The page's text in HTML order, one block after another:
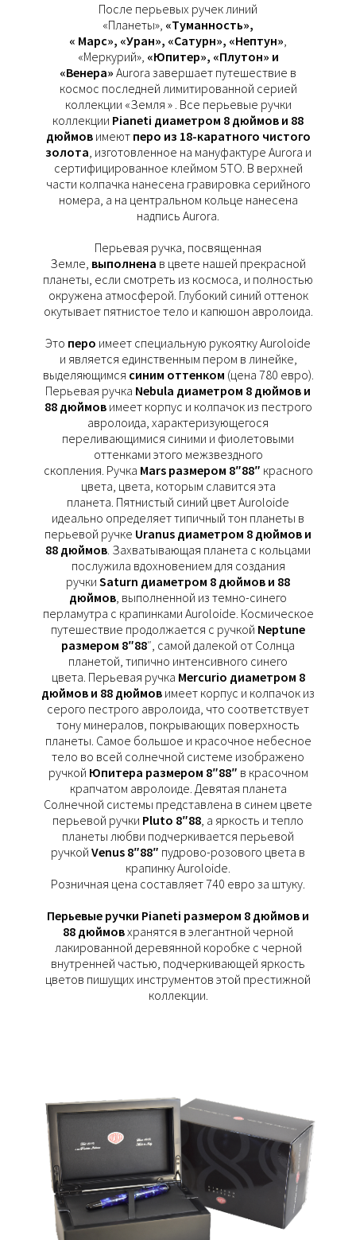
После перьевых ручек линий
«Планеты», «Туманность»,
« Марс», «Уран», «Сатурн», «Нептун»,
«Меркурий», «Юпитер», «Плутон» и
«Венера» Aurora завершает путешествие в
космос последней лимитированной серией
коллекции «Земля » . Все перьевые ручки
коллекции Pianeti диаметром 8 дюймов и 88
дюймовимеют перо из 18-каратного чистого
золота, изготовленное на мануфактуре Aurora и
сертифицированное клеймом 5TO. В верхней
части колпачка нанесена гравировка серийного
номера, а на центральном кольце нанесена
надпись Aurora.
Перьевая ручка, посвященная
Земле, выполнена в цвете нашей прекрасной
планеты, если смотреть из космоса, и полностью
окружена атмосферой. Глубокий синий оттенок
окутывает пятнистое тело и капюшон авролоида.
Это перо имеет специальную рукоятку Auroloide
и является единственным пером в линейке,
выделяющимся синим оттенком (цена 780 евро).
Перьевая ручка Nebula диаметром 8 дюймов и
88 дюймовимеет корпус и колпачок из пестрого
авролоида, характеризующегося
переливающимися синими и фиолетовыми
оттенками этого межзвездного
скопления. Ручка Mars размером 8″88″ красного
цвета, цвета, которым славится эта
планета. Пятнистый синий цвет Auroloide
идеально определяет типичный тон планеты в
перьевой ручке Uranus диаметром 8 дюймов и
88 дюймов. Захватывающая планета с кольцами
послужила вдохновением для создания
ручки Saturn диаметром 8 дюймов и 88
дюймов, выполненной из темно-синего
перламутра с крапинками Auroloide. Космическое
путешествие продолжается с ручкой Neptune
размером 8″88″, самой далекой от Солнца
планетой, типично интенсивного синего
цвета. Перьевая ручка Mercurio диаметром 8
дюймов и 88 дюймов имеет корпус и колпачок из
серого пестрого авролоида, что соответствует
тону минералов, покрывающих поверхность
планеты. Самое большое и красочное небесное
тело во всей солнечной системе изображено
ручкой Юпитера размером 8″88″ в красочном
крапчатом авролоиде. Девятая планета
Солнечной системы представлена ​​в синем цвете
перьевой ручки Pluto 8″88, а яркость и тепло
планеты любви подчеркивается перьевой
ручкой Venus 8″88″ пудрово-розового цвета в
крапинку Auroloide.
Розничная цена составляет 740 евро за штуку.
Перьевые ручки Pianeti размером 8 дюймов и
88 дюймовхранятся в элегантной черной
лакированной деревянной коробке с черной
внутренней частью, подчеркивающей яркость
цветов пишущих инструментов этой престижной
коллекции.